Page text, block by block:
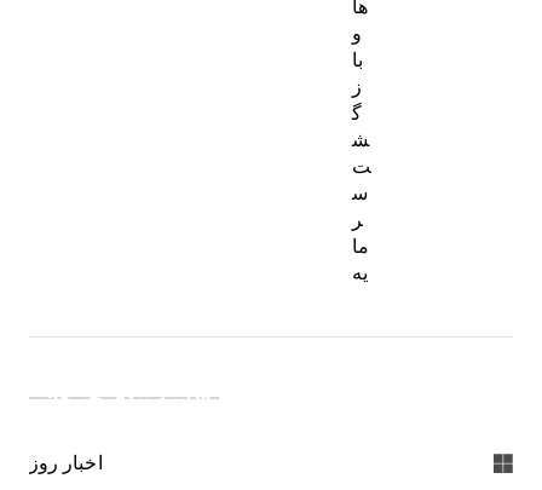
ها
و
با
ز
گ
ش
ت
س
ر
ما
یه
دسته بندی خبرها:
اخبار روز